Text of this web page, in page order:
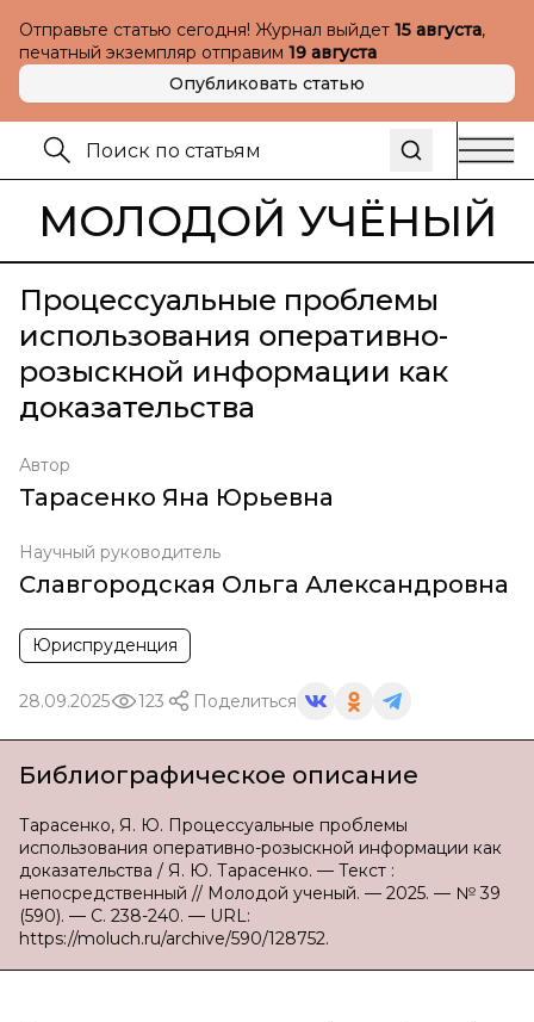
Отправьте статью сегодня! Журнал выйдет 15 августа,
печатный экземпляр отправим 19 августа
Опубликовать статью
МОЛОДОЙ УЧЁНЫЙ
Процессуальные проблемы
использования оперативно-
розыскной информации как
доказательства
Автор
Тарасенко Яна Юрьевна
Научный руководитель
Славгородская Ольга Александровна
Юриспруденция
28.09.2025 123 Поделиться
Библиографическое описание
Тарасенко, Я. Ю. Процессуальные проблемы
использования оперативно-розыскной информации как
доказательства / Я. Ю. Тарасенко. — Текст :
непосредственный // Молодой ученый. — 2025. — № 39
(590). — С. 238-240. — URL:
https://moluch.ru/archive/590/128752.